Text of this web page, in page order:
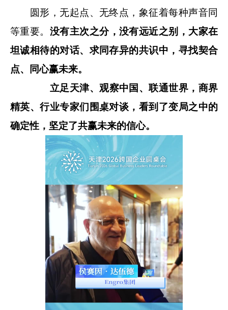
圆形，无起点、无终点，象征着每种声音同
等重要。 没有主次之分，没有远近之别，大家在
坦诚相待的对话、求同存异的共识中，寻找契合
点、同心赢未来。
立足天津、观察中国、联通世界，商界
精英、行业专家们围桌对谈，看到了变局之中的
确定性，坚定了共赢未来的信心。